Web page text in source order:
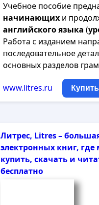
Учебное пособие
начинающих и
английскогоязыка (
Работа с изданием
последовательное
основных разделов
www.litres.ru Купить
Литрес, Litres –
электронных книг,
купить, скачать и
бесплатно